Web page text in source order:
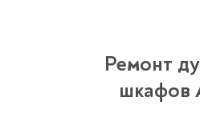
Ремонт
шкафов